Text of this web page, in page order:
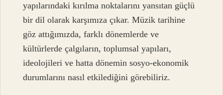
yapılarındaki kırılma noktalarını yansıtan güçlü
bir dil olarak karşımıza çıkar. Müzik tarihine
göz attığımızda, farklı dönemlerde ve
kültürlerde çalgıların, toplumsal yapıları,
ideolojileri ve hatta dönemin sosyo-ekonomik
durumlarını nasıl etkilediğini görebiliriz.